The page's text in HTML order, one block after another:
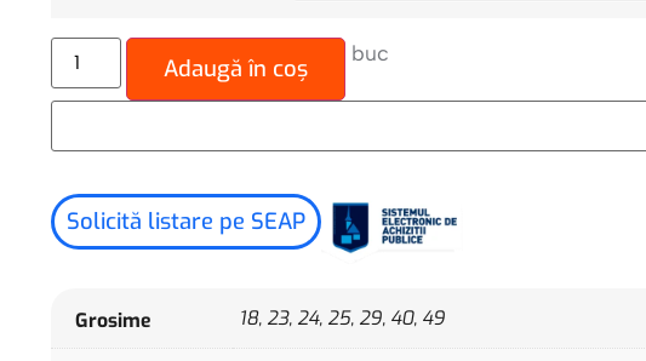
buc
Adaugă în coș
Solicită listare pe SEAP
Grosime 18, 23, 24, 25, 29, 40, 49